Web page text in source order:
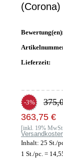
Bewertung(en):
Lieferzeit:
-3%
363,75 €
[inkl. 19% MwSt
Inhalt: 25 St./
1 St./pc. =